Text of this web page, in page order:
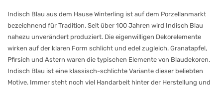
Indisch Blau aus dem Hause Winterling ist auf dem Porzellanmarkt
bezeichnend für Tradition. Seit über 100 Jahren wird Indisch Blau
nahezu unverändert produziert. Die eigenwilligen Dekorelemente
wirken auf der klaren Form schlicht und edel zugleich. Granatapfel,
Pfirsich und Astern waren die typischen Elemente von Blaudekoren.
Indisch Blau ist eine klassisch-schlichte Variante dieser beliebten
Motive. Immer steht noch viel Handarbeit hinter der Herstellung und